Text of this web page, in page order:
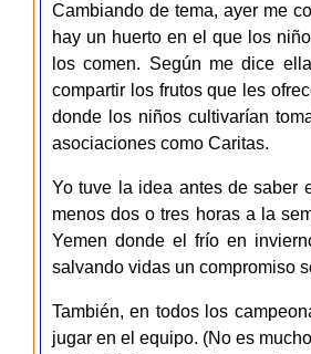
Cambiando de tema, ayer me
hay un huerto en el que los
los comen. Según me dice
compartir los frutos que les
donde los niños cultivarían
asociaciones como Caritas.
Yo tuve la idea antes de saber
menos dos o tres horas a la
Yemen donde el frío en
salvando vidas un compromiso
También, en todos los
jugar en el equipo. (No es